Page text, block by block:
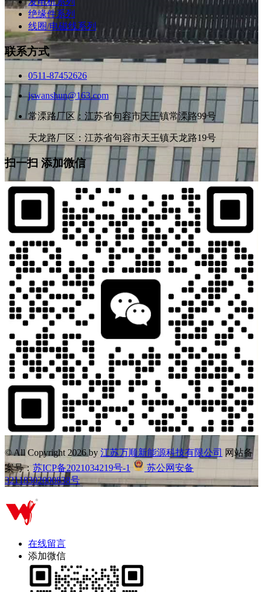
绝缘件系列
线圈/电磁线系列
联系方式
0511-87452626
jswanshun@163.com
常溧路厂区：江苏省句容市天王镇常溧路99号
天龙路厂区：江苏省句容市天王镇天龙路19号
扫一扫 添加微信
© All Copyright 2026 by 江苏万顺新能源科技有限公司 网站备
案号： 苏ICP备2021034219号-1
苏公网安备
32118302000838号
在线留言
添加微信